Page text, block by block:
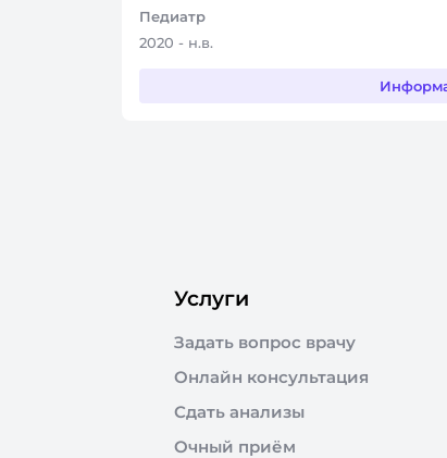
Педиатр
2020 - н.в.
Услуги
Задать вопрос врачу
Онлайн консультация
Сдать анализы
Очный приём